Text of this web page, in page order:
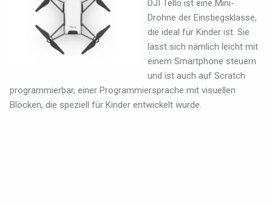
DJI Tello ist eine Mini-
Drohne der Einstiegsklasse,
die ideal für Kinder ist. Sie
lässt sich nämlich leicht mit
einem Smartphone steuern
und ist auch auf Scratch
programmierbar, einer Programmiersprache mit visuellen
Blöcken, die speziell für Kinder entwickelt wurde.